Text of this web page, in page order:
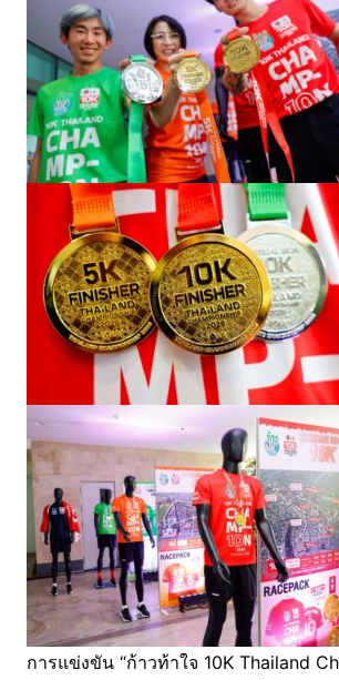
การแข่งขัน “ก้าวท้าใจ 10K Thailand